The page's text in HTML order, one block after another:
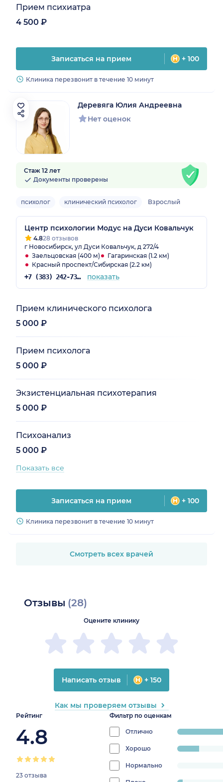
Прием психиатра
4 500 ₽
Записаться на прием + 100
Клиника перезвонит в течение 10 минут
Деревяга Юлия Андреевна
Нет оценок
Стаж 12 лет
Документы проверены
психолог клинический психолог Взрослый
Центр психологии Модус на Дуси Ковальчук
4.828 отзывов
г Новосибирск, ул Дуси Ковальчук, д 272/4
Заельцовская (400 м)
Гагаринская (1.2 км)
Красный проспект/Сибирская (2.2 км)
+7 (383) 242-73-42 показать
Прием клинического психолога
5 000 ₽
Прием психолога
5 000 ₽
Экзистенциальная психотерапия
5 000 ₽
Психоанализ
5 000 ₽
Показать все
Записаться на прием + 100
Клиника перезвонит в течение 10 минут
Смотреть всех врачей
Отзывы (28)
Рейтинг
4.8
23 отзыва
Фильтр по оценкам
Отличноprogress:
Хорошо
14.285714285714285%Нормально
0%
Оцените клинику
Написать отзыв + 150
Как мы проверяем отзывы